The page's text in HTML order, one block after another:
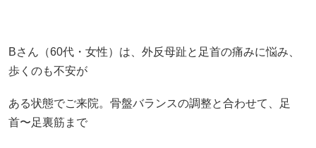
Bさん（60代・女性）は、外反母趾と足首の痛みに悩み、
歩くのも不安が
ある状態でご来院。骨盤バランスの調整と合わせて、足
首〜足裏筋まで